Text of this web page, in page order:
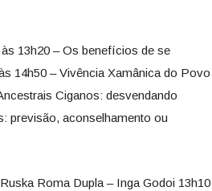
às 13h20 – Os benefícios de se
14h50 – Vivência Xamânica do Povo
Ciganos: desvendando
previsão, aconselhamento ou
Roma Dupla – Inga Godoi 13h10